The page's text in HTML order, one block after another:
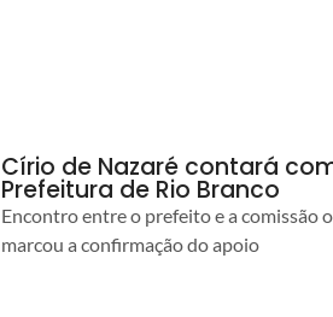
Círio de Nazaré contará
Prefeitura de Rio Branco
Encontro entre o prefeito e a comissão
marcou a confirmação do apoio